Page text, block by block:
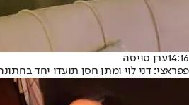
14:16ערן סויסה
פפראצי: דני לוי ומתן חסן תועדו יחד